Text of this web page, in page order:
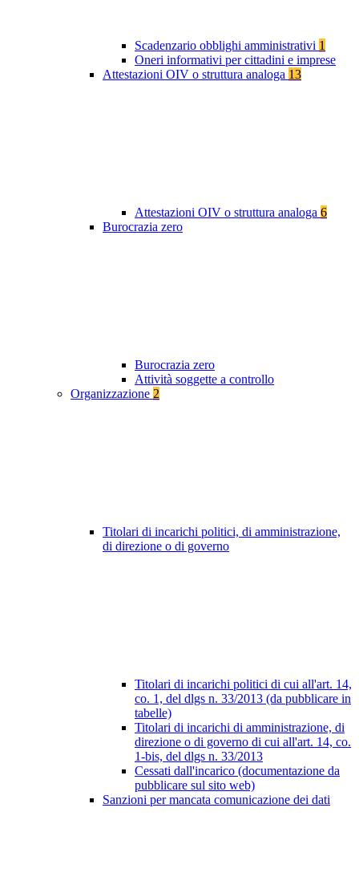
Scadenzario obblighi amministrativi 1
Oneri informativi per cittadini e imprese
Attestazioni OIV o struttura analoga 13
Attestazioni OIV o struttura analoga 6
Burocrazia zero
Burocrazia zero
Attività soggette a controllo
Organizzazione 2
Titolari di incarichi politici, di amministrazione,
di direzione o di governo
Titolari di incarichi politici di cui all'art. 14,
co. 1, del dlgs n. 33/2013 (da pubblicare in
tabelle)
Titolari di incarichi di amministrazione, di
direzione o di governo di cui all'art. 14, co.
1-bis, del dlgs n. 33/2013
Cessati dall'incarico (documentazione da
pubblicare sul sito web)
Sanzioni per mancata comunicazione dei dati